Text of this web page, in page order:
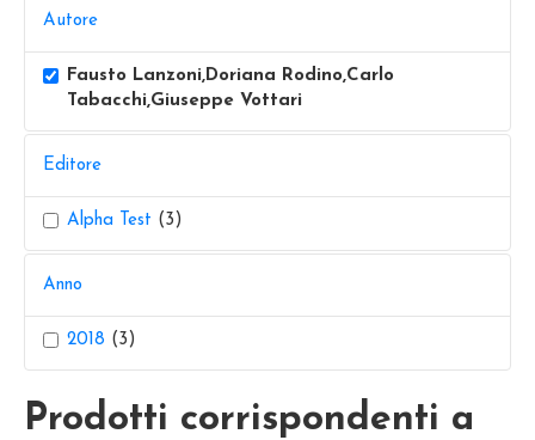
Autore
Fausto Lanzoni,Doriana Rodino,Carlo
Tabacchi,Giuseppe Vottari
Editore
Alpha Test (3)
Anno
2018 (3)
Prodotti corrispondenti a